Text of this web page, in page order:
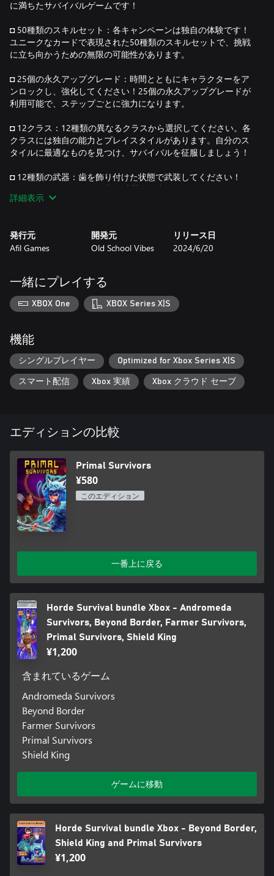
に満ちたサバイバルゲームです！
◘ 50種類のスキルセット：各キャンペーンは独自の体験です！
ユニークなカードで表現された50種類のスキルセットで、挑戦
に立ち向かうための無限の可能性があります。
◘ 25個の永久アップグレード：時間とともにキャラクターをア
ンロックし、強化してください！25個の永久アップグレードが
利用可能で、ステップごとに強力になります。
◘ 12クラス：12種類の異なるクラスから選択してください。各
クラスには独自の能力とプレイスタイルがあります。自分のス
タイルに最適なものを見つけ、サバイバルを征服しましょう！
◘ 12種類の武器：歯を飾り付けた状態で武装してください！
Primal Survivorsには12種類の武器が用意されており、あなたが
マスターして道に立ちはだかる脅威を排除できます。
の強力なボスに立ち向かって、壮大な挑戦を乗り越えてくださ
い。スリル満点です！
◘ 10分の焚き火ゲームモード：忙しいスケジュールでもPrimal
Survivorsのアドレナリンを楽しむことができます！ "焚き火"モ
ードでは10分のゲームセッションが提供され、忙しいプレイヤ
ーに最適です。
◘ 2つの特別なゲームモード：特別なクラスや武器を持つ2つの
特別なゲームモードをアンロックして、より多様な体験をお楽
しみください。
Primal Survivorsはただのゲーム以上のものであり、サバイバル
詳細表示
発行元
Afil Games
開発元
Old School Vibes
リリース日
2024/6/20
一緒にプレイする
XBOX One XBOX Series X|S
機能
シングルプレイヤー Optimized for Xbox Series X|S
スマート配信 Xbox 実績 Xbox クラウド セーブ
エディションの比較
Primal Survivors
¥580
このエディション
一番上に戻る
Horde Survival bundle Xbox - Andromeda
Survivors, Beyond Border, Farmer Survivors,
Primal Survivors, Shield King
¥1,200
含まれているゲーム
Andromeda Survivors
Beyond Border
Farmer Survivors
Primal Survivors
Shield King
ゲームに移動
Horde Survival bundle Xbox - Beyond Border,
Shield King and Primal Survivors
¥1,200